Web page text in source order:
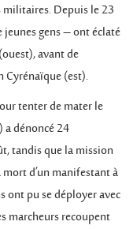
militaires. Depuis le 23
gens – ont éclaté
avant de
Cyrénaïque (est).
tenter de mater le
dénoncé 24
tandis que la mission
d’un manifestant à
ont pu se déployer avec
marcheurs recoupent